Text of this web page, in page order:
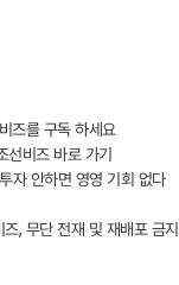
즈를 구독 하세요
비즈 바로 가기
자 안하면 영영 기회 없다
, 무단 전재 및 재배포 금지